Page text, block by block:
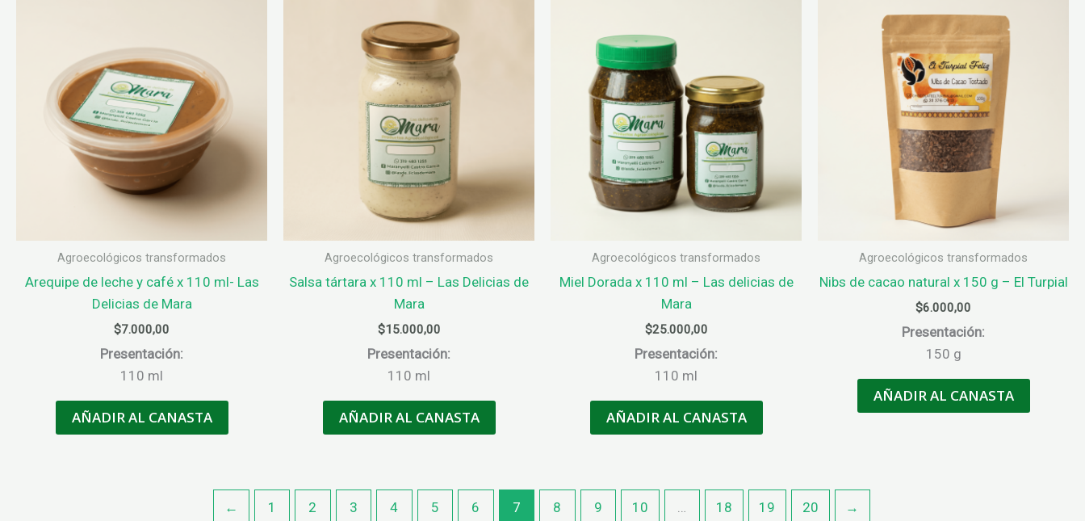
Agroecológicos transformados
Arequipe de leche y café x 110 ml- Las
Delicias de Mara
$7.000,00
Presentación:
110 ml
AÑADIR AL CANASTA
Agroecológicos transformados
Salsa tártara x 110 ml – Las Delicias de
Mara
$15.000,00
Presentación:
110 ml
AÑADIR AL CANASTA
Agroecológicos transformados
Miel Dorada x 110 ml – Las delicias de
Mara
$25.000,00
Presentación:
110 ml
AÑADIR AL CANASTA
Agroecológicos transformados
Nibs de cacao natural x 150 g – El Turpial
$6.000,00
Presentación:
150 g
AÑADIR AL CANASTA
← 1 2 3 4 5 6 7 8 9 10 … 18 19 20 →